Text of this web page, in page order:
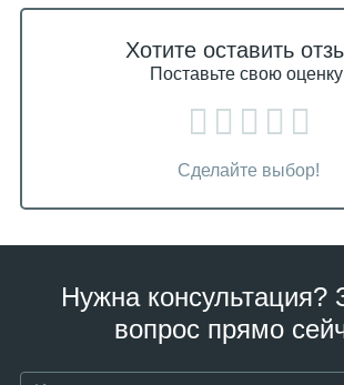
Хотите оставить
Поставьте свою
Сделайте выбор!
Нужна консультация?
вопрос прямо